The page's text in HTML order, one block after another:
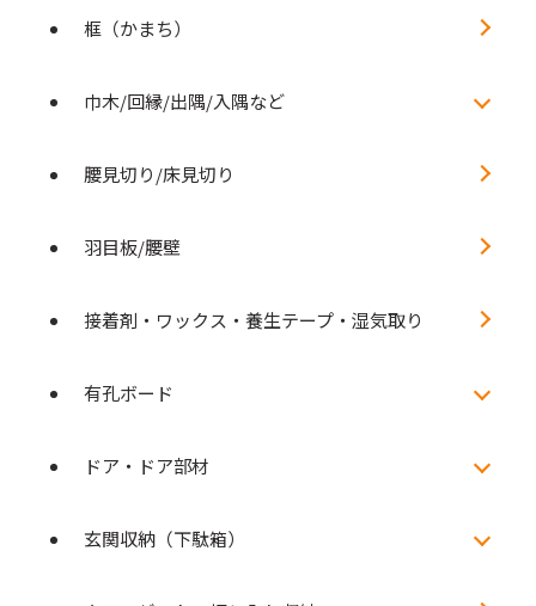
框（かまち）
巾木/回縁/出隅/入隅など
腰見切り/床見切り
羽目板/腰壁
接着剤・ワックス・養生テープ・湿気取り
有孔ボード
ドア・ドア部材
玄関収納（下駄箱）